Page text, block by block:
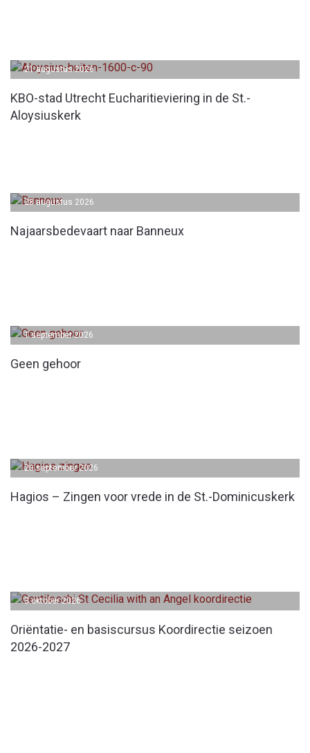
KBO-stad Utrecht Eucharitieviering in de St.-
Aloysiuskerk
21 augustus 2026
Najaarsbedevaart naar Banneux
28 augustus 2026
Geen gehoor
1 september 2026
Hagios – Zingen voor vrede in de St.-Dominicuskerk
20 september 2026
Oriëntatie- en basiscursus Koordirectie seizoen
2026-2027
3 oktober 2026